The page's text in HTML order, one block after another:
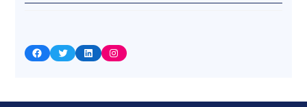
Facebook Twitter LinkedIn Instagram